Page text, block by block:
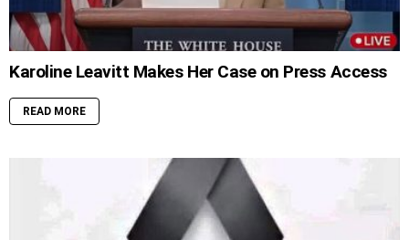
Karoline Leavitt Makes Her Case on Press Access
READ MORE